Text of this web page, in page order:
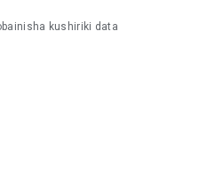
kushiriki data